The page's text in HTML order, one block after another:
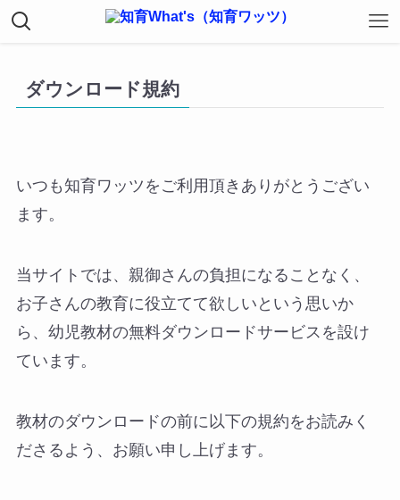
ダウンロード規約
いつも知育ワッツをご利用頂きありがとうござい
ます。
当サイトでは、親御さんの負担になることなく、
お子さんの教育に役立てて欲しいという思いか
ら、幼児教材の無料ダウンロードサービスを設け
ています。
教材のダウンロードの前に以下の規約をお読みく
ださるよう、お願い申し上げます。